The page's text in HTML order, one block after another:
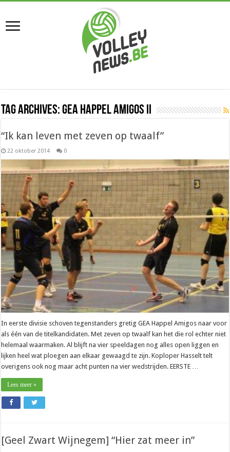
Tag Archives:GEA Happel Amigos II
“Ik kan leven met zeven op twaalf”
22 oktober 2014 0
In eerste divisie schoven tegenstanders gretig GEA Happel Amigos naar voor
als één van de titelkandidaten. Met zeven op twaalf kan het die rol echter niet
helemaal waarmaken. Al blijft na vier speeldagen nog alles open liggen en
lijken heel wat ploegen aan elkaar gewaagd te zijn. Koploper Hasselt telt
overigens ook nog maar acht punten na vier wedstrijden. EERSTE …
Lees meer »
[Geel Zwart Wijnegem] “Hier zat meer in”